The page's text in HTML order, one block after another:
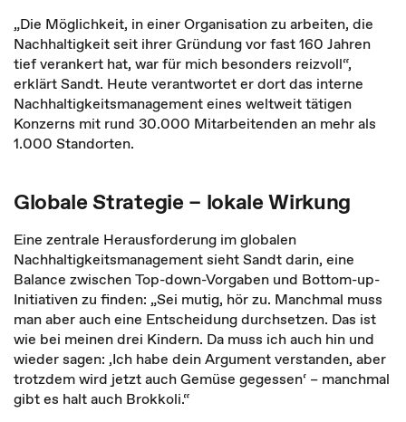
„Die Möglichkeit, in einer Organisation zu arbeiten, die
Nachhaltigkeit seit ihrer Gründung vor fast 160 Jahren
tief verankert hat, war für mich besonders reizvoll“,
erklärt Sandt. Heute verantwortet er dort das interne
Nachhaltigkeitsmanagement eines weltweit tätigen
Konzerns mit rund 30.000 Mitarbeitenden an mehr als
1.000 Standorten.
Globale Strategie – lokale Wirkung
Eine zentrale Herausforderung im globalen
Nachhaltigkeitsmanagement sieht Sandt darin, eine
Balance zwischen Top-down-Vorgaben und Bottom-up-
Initiativen zu finden: „Sei mutig, hör zu. Manchmal muss
man aber auch eine Entscheidung durchsetzen. Das ist
wie bei meinen drei Kindern. Da muss ich auch hin und
wieder sagen: ‚Ich habe dein Argument verstanden, aber
trotzdem wird jetzt auch Gemüse gegessen‘ – manchmal
gibt es halt auch Brokkoli.“